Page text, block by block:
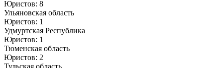
Юристов: 8
Ульяновская область
Юристов: 1
Удмуртская Республика
Юристов: 1
Тюменская область
Юристов: 2